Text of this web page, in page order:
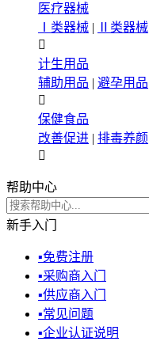
医疗器械
Ⅰ类器械 |
Ⅱ类器械

计生用品
辅助用品 | 避孕用品

保健食品
改善促进 | 排毒养颜

帮助中心
新手入门
▪免费注册
▪采购商入门
▪供应商入门
▪常见问题
▪企业认证说明